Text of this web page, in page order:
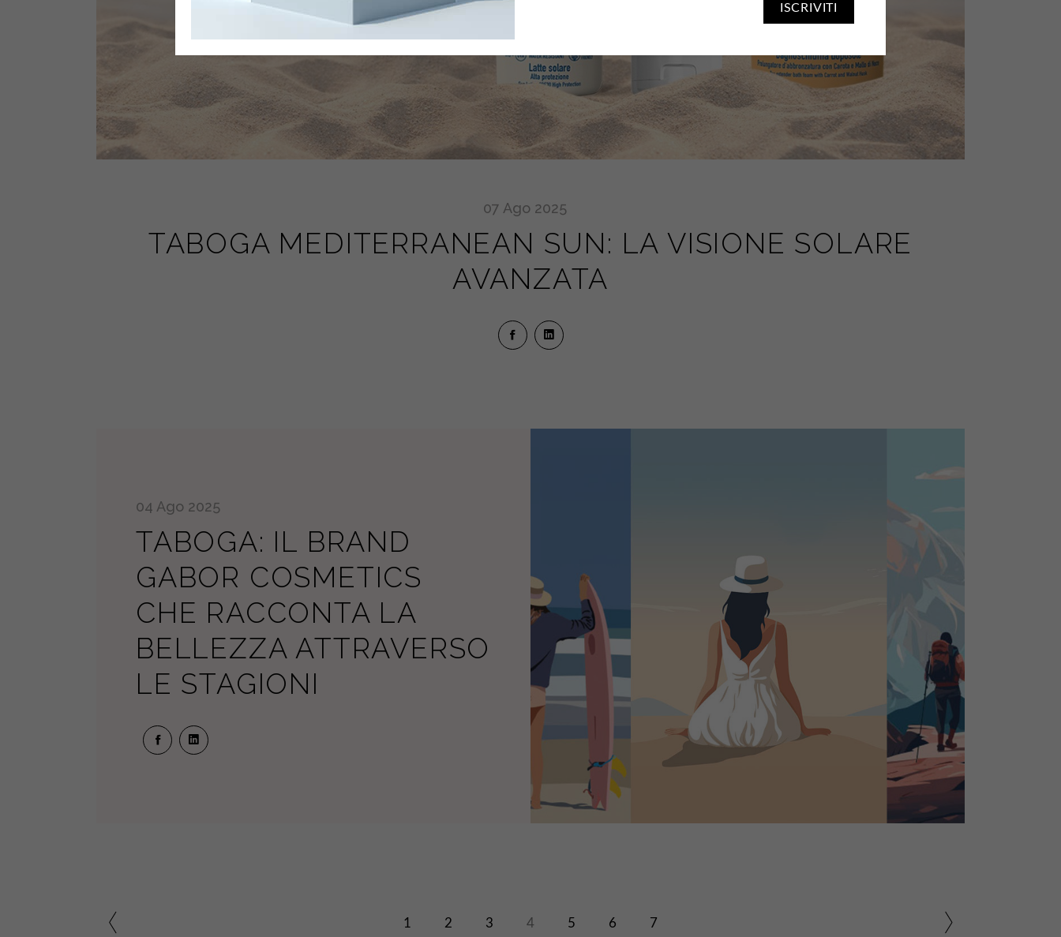
ISCRIVITI
07 Ago 2025
TABOGA MEDITERRANEAN SUN: LA VISIONE SOLARE
AVANZATA
04 Ago 2025
TABOGA: IL BRAND
GABOR COSMETICS
CHE RACCONTA LA
BELLEZZA ATTRAVERSO
LE STAGIONI
1 2 3 4 5 6 7